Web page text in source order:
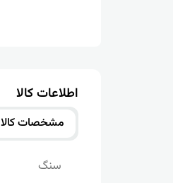
اطلاعات کالا
مشخصات کالا
سنگ